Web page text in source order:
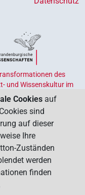
des
und Wissenskultur im
geförderten
und
dient. Koordiniert wird
Akademien der
Cookies auf
sind
auf dieser
Ihre
Zuständen
werden
finden